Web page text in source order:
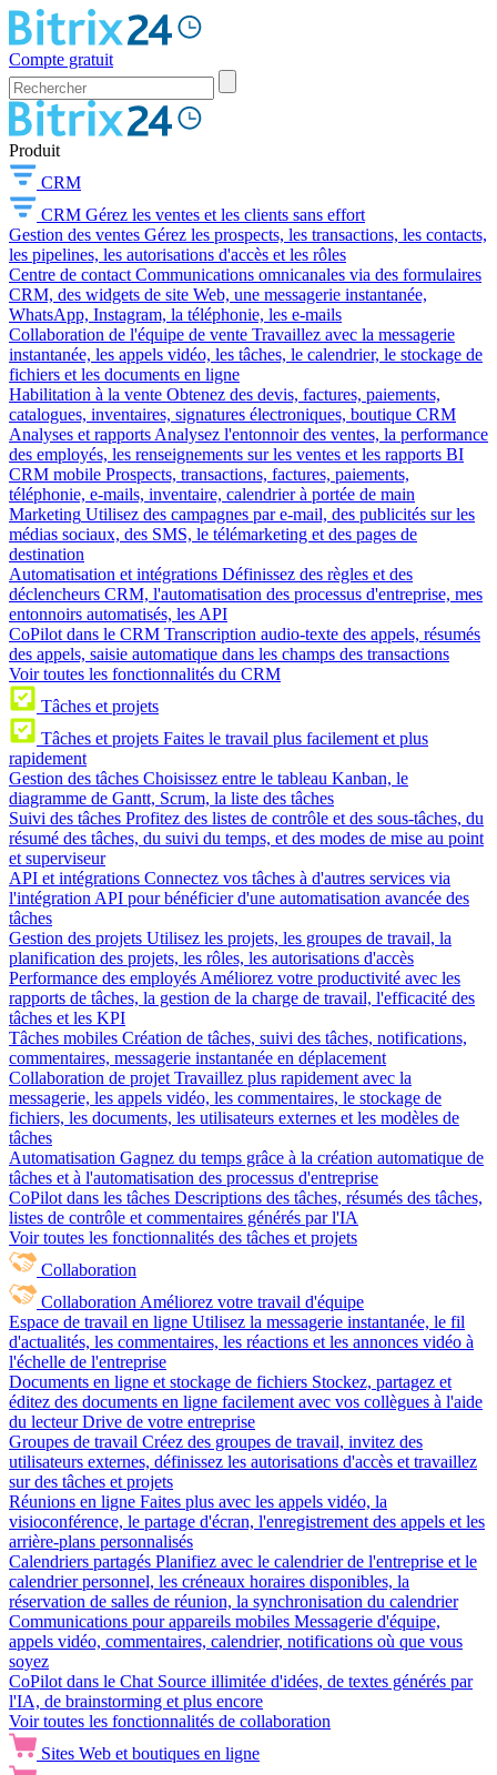
Compte gratuit
Produit
CRM
CRM Gérez les ventes et les clients sans effort
Gestion des ventes Gérez les prospects, les transactions, les contacts,
les pipelines, les autorisations d'accès et les rôles
Centre de contact Communications omnicanales via des formulaires
CRM, des widgets de site Web, une messagerie instantanée,
WhatsApp, Instagram, la téléphonie, les e-mails
Collaboration de l'équipe de vente Travaillez avec la messagerie
instantanée, les appels vidéo, les tâches, le calendrier, le stockage de
fichiers et les documents en ligne
Habilitation à la vente Obtenez des devis, factures, paiements,
catalogues, inventaires, signatures électroniques, boutique CRM
Analyses et rapports Analysez l'entonnoir des ventes, la performance
des employés, les renseignements sur les ventes et les rapports BI
CRM mobile Prospects, transactions, factures, paiements,
téléphonie, e-mails, inventaire, calendrier à portée de main
Marketing Utilisez des campagnes par e-mail, des publicités sur les
médias sociaux, des SMS, le télémarketing et des pages de
destination
Automatisation et intégrations Définissez des règles et des
déclencheurs CRM, l'automatisation des processus d'entreprise, mes
entonnoirs automatisés, les API
CoPilot dans le CRM Transcription audio-texte des appels, résumés
des appels, saisie automatique dans les champs des transactions
Voir toutes les fonctionnalités du CRM
Tâches et projets
Tâches et projets Faites le travail plus facilement et plus
rapidement
Gestion des tâches Choisissez entre le tableau Kanban, le
diagramme de Gantt, Scrum, la liste des tâches
Suivi des tâches Profitez des listes de contrôle et des sous-tâches, du
résumé des tâches, du suivi du temps, et des modes de mise au point
et superviseur
API et intégrations Connectez vos tâches à d'autres services via
l'intégration API pour bénéficier d'une automatisation avancée des
tâches
Gestion des projets Utilisez les projets, les groupes de travail, la
planification des projets, les rôles, les autorisations d'accès
Performance des employés Améliorez votre productivité avec les
rapports de tâches, la gestion de la charge de travail, l'efficacité des
tâches et les KPI
Tâches mobiles Création de tâches, suivi des tâches, notifications,
commentaires, messagerie instantanée en déplacement
Collaboration de projet Travaillez plus rapidement avec la
messagerie, les appels vidéo, les commentaires, le stockage de
fichiers, les documents, les utilisateurs externes et les modèles de
tâches
Automatisation Gagnez du temps grâce à la création automatique de
tâches et à l'automatisation des processus d'entreprise
CoPilot dans les tâches Descriptions des tâches, résumés des tâches,
listes de contrôle et commentaires générés par l'IA
Voir toutes les fonctionnalités des tâches et projets
Collaboration
Collaboration Améliorez votre travail d'équipe
Espace de travail en ligne Utilisez la messagerie instantanée, le fil
d'actualités, les commentaires, les réactions et les annonces vidéo à
l'échelle de l'entreprise
Documents en ligne et stockage de fichiers Stockez, partagez et
éditez des documents en ligne facilement avec vos collègues à l'aide
du lecteur Drive de votre entreprise
Groupes de travail Créez des groupes de travail, invitez des
utilisateurs externes, définissez les autorisations d'accès et travaillez
sur des tâches et projets
Réunions en ligne Faites plus avec les appels vidéo, la
visioconférence, le partage d'écran, l'enregistrement des appels et les
arrière-plans personnalisés
Calendriers partagés Planifiez avec le calendrier de l'entreprise et le
calendrier personnel, les créneaux horaires disponibles, la
réservation de salles de réunion, la synchronisation du calendrier
Communications pour appareils mobiles Messagerie d'équipe,
appels vidéo, commentaires, calendrier, notifications où que vous
soyez
CoPilot dans le Chat Source illimitée d'idées, de textes générés par
l'IA, de brainstorming et plus encore
Voir toutes les fonctionnalités de collaboration
Sites Web et boutiques en ligne